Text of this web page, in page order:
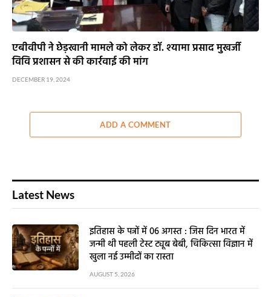
एबीवीपी ने छेड़खानी मामले को लेकर डॉ. श्यामा प्रसाद मुखर्जी
विवि प्रशासन से की कार्रवाई की मांग
DECEMBER 19, 2024
ADD A COMMENT
Latest News
इतिहास के पन्नों में 06 अगस्त : जिस दिन भारत में
जन्मी थी पहली टेस्ट ट्यूब बेबी, चिकित्सा विज्ञान में
खुला नई उम्मीदों का रास्ता
AUGUST 5, 2026